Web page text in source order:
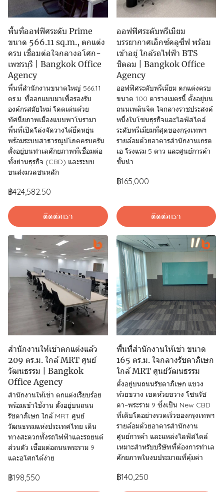
พื้นที่ออฟฟิศระดับ Prime
ขนาด 566.11 sq.m., ตกแต่ง
ครบ เชื่อมต่อใจกลางอโศก-
เพชรบุรี | Bangkok Office
Agency
พื้นที่สำนักงานขนาดใหญ่ 566.11
ตร.ม. ที่ออกแบบมาเพื่อรองรับ
องค์กรสมัยใหม่ โดดเด่นด้วย
ทัศนียภาพเมืองแบบพาโนรามา
พื้นที่เปิดโล่งจัดวางได้ยืดหยุ่น
พร้อมระบบสาธารณูปโภคครบครัน
ตั้งอยู่บนทำเลศักยภาพที่เชื่อมต่อ
ทั้งย่านธุรกิจ (CBD) และระบบ
ขนส่งมวลชนหลัก
฿424,582.50
ติดต่อเรา
ออฟฟิศระดับพรีเมียม
บรรยากาศเอ็กซ์คลูซีฟ พร้อม
เข้าอยู่ ใกล้รถไฟฟ้า BTS
ชิดลม | Bangkok Office
Agency
ออฟฟิศระดับพรีเมียม ตกแต่งครบ
ขนาด 100 ตารางเมตรนี้ ตั้งอยู่บน
ถนนเพลินจิต ใจกลางราชประสงค์
หนึ่งในโซนธุรกิจและไลฟ์สไตล์
ระดับพรีเมียมที่สุดของกรุงเทพฯ
รายล้อมด้วยอาคารสำนักงานเกรด
เอ โรงแรม 5 ดาว และศูนย์การค้า
ชั้นนำ
฿165,000
ติดต่อเรา
สำนักงานให้เช่าตกแต่งแล้ว
209 ตร.ม. ใกล้ MRT ศูนย์
วัฒนธรรม | Bangkok
Office Agency
สำนักงานให้เช่า ตกแต่งเรียบร้อย
พร้อมเข้าใช้งาน ตั้งอยู่บนถนน
รัชดาภิเษก ใกล้ MRT ศูนย์
วัฒนธรรมแห่งประเทศไทย เดิน
ทางสะดวกทั้งรถไฟฟ้าและรถยนต์
ส่วนตัว เชื่อมต่อถนนพระราม 9
และอโศกได้ง่าย
฿198,550
พื้นที่สำนักงานให้เช่า ขนาด
165 ตร.ม. ใจกลางรัชดาภิเษก
ใกล้ MRT ศูนย์วัฒนธรรม
ตั้งอยู่บนถนนรัชดาภิเษก แขวง
ห้วยขวาง เขตห้วยขวาง โซนรัช
ดา–พระราม 9 ซึ่งเป็น New CBD
ที่เติบโตอย่างรวดเร็วของกรุงเทพฯ
รายล้อมด้วยอาคารสำนักงาน
ศูนย์การค้า และแหล่งไลฟ์สไตล์
เหมาะสำหรับบริษัทที่ต้องการทำเล
ศักยภาพในงบประมาณที่คุ้มค่า
฿140,250